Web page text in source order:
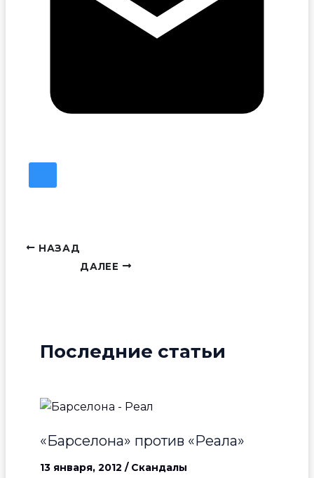
НАЗАД
ДАЛЕЕ
Последние статьи
«Барселона» против «Реала»
13 января, 2012 / Скандалы